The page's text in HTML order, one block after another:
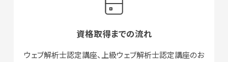
資格取得までの流れ
ウェブ解析士認定講座、上級ウェブ解析士認定講座のお